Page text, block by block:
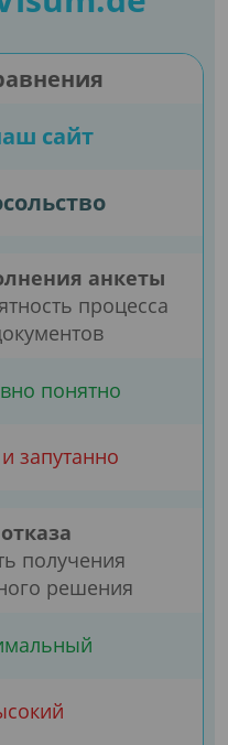
сайт
анкеты
процесса
понятно
запутанно
получения
решения